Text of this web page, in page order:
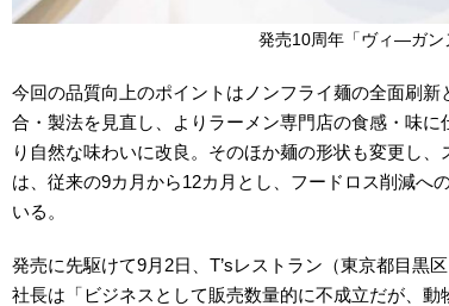
発売10周年「ヴィ―ガン
今回の品質向上のポイントはノンフライ麺の全面刷
合・製法を見直し、よりラーメン専門店の食感・味
り自然な味わいに改良。そのほか麺の形状も変更し
は、従来の9カ月から12カ月とし、フードロス削減へ
いる。
発売に先駆けて9月2日、T’sレストラン（東京都目黒
社長は「ビジネスとして販売数量的に不成立だが、